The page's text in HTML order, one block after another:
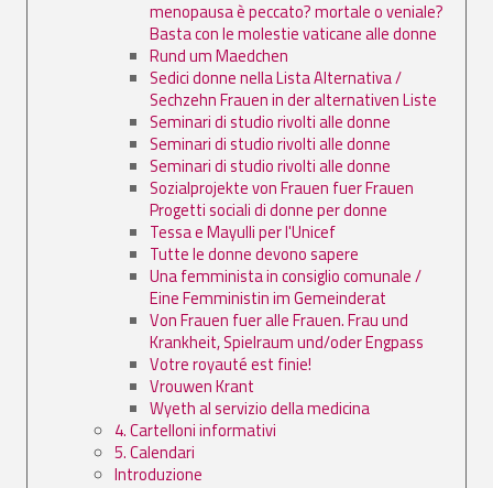
menopausa è peccato? mortale o veniale?
Basta con le molestie vaticane alle donne
Rund um Maedchen
Sedici donne nella Lista Alternativa /
Sechzehn Frauen in der alternativen Liste
Seminari di studio rivolti alle donne
Seminari di studio rivolti alle donne
Seminari di studio rivolti alle donne
Sozialprojekte von Frauen fuer Frauen
Progetti sociali di donne per donne
Tessa e Mayulli per l'Unicef
Tutte le donne devono sapere
Una femminista in consiglio comunale /
Eine Femministin im Gemeinderat
Von Frauen fuer alle Frauen. Frau und
Krankheit, Spielraum und/oder Engpass
Votre royauté est finie!
Vrouwen Krant
Wyeth al servizio della medicina
4. Cartelloni informativi
5. Calendari
Introduzione